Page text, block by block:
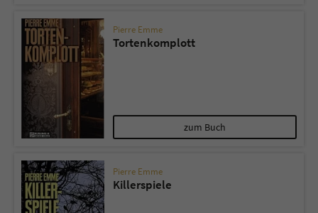
Pierre Emme
Tortenkomplott
zum Buch
Pierre Emme
Killerspiele